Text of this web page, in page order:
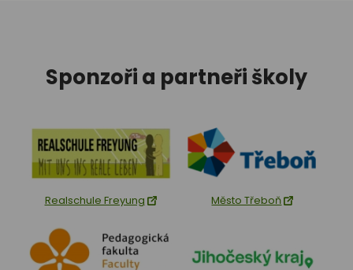
Sponzoři a partneři školy
Realschule Freyung Město Třeboň